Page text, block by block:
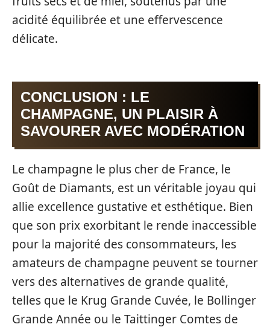
acidité équilibrée et une effervescence
délicate.
CONCLUSION : LE
CHAMPAGNE, UN PLAISIR À
SAVOURER AVEC MODÉRATION
Le champagne le plus cher de France, le
Goût de Diamants, est un véritable joyau qui
allie excellence gustative et esthétique. Bien
que son prix exorbitant le rende inaccessible
pour la majorité des consommateurs, les
amateurs de champagne peuvent se tourner
vers des alternatives de grande qualité,
telles que le Krug Grande Cuvée, le Bollinger
Grande Année ou le Taittinger Comtes de